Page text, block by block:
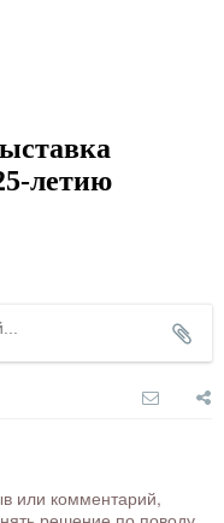
летию
или комментарий,